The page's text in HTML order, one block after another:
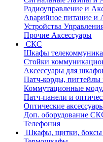
Радиоуправление и
Аварийное питание и
Устройства
Прочие Аксессуары
СКС
Шкафы
Стойки
Аксессуары для
Патч-корды, пигтейлы
Коммутационные
Патч-панели и
Оптические
Доп. оборудование
Телефония
Шкафы, щитки, боксы